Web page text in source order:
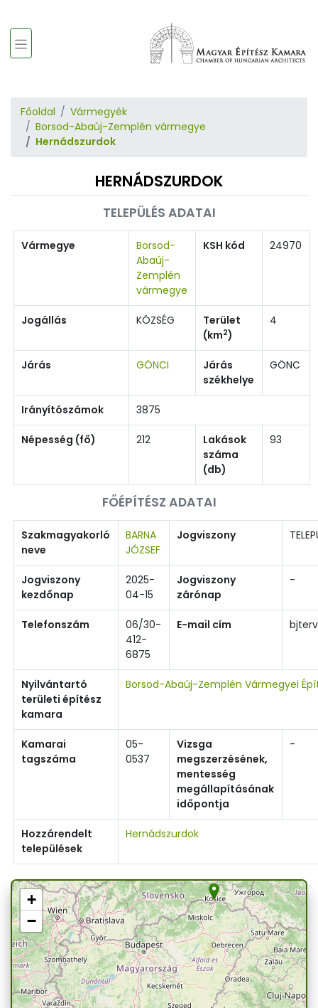
Főoldal
Vármegyék
Borsod-Abaúj-Zemplén vármegye
Hernádszurdok
HERNÁDSZURDOK
TELEPÜLÉS ADATAI
Vármegye
Borsod-
Abaúj-
Zemplén
vármegye
KSH kód 24970
Jogállás KÖZSÉG
Terület
(km2)
4
Járás GÖNCI
Járás
székhelye
GÖNC
Irányítószámok 3875
Népesség (fő) 212
Lakások
száma
(db)
93
FŐÉPÍTÉSZ ADATAI
Szakmagyakorló
neve
BARNA
JÓZSEF
Jogviszony
Jogviszony
kezdőnap
2025-
04-15
Jogviszony
zárónap
-
Telefonszám
06/30-
412-
6875
E-mail cím
Nyilvántartó
területi építész
kamara
Borsod-Abaúj-Zemplén Vármegyei
Kamarai
tagszáma
05-
0537
Vizsga
megszerzésének,
mentesség
megállapításának
időpontja
-
Hozzárendelt
települések
Hernádszurdok
+
−